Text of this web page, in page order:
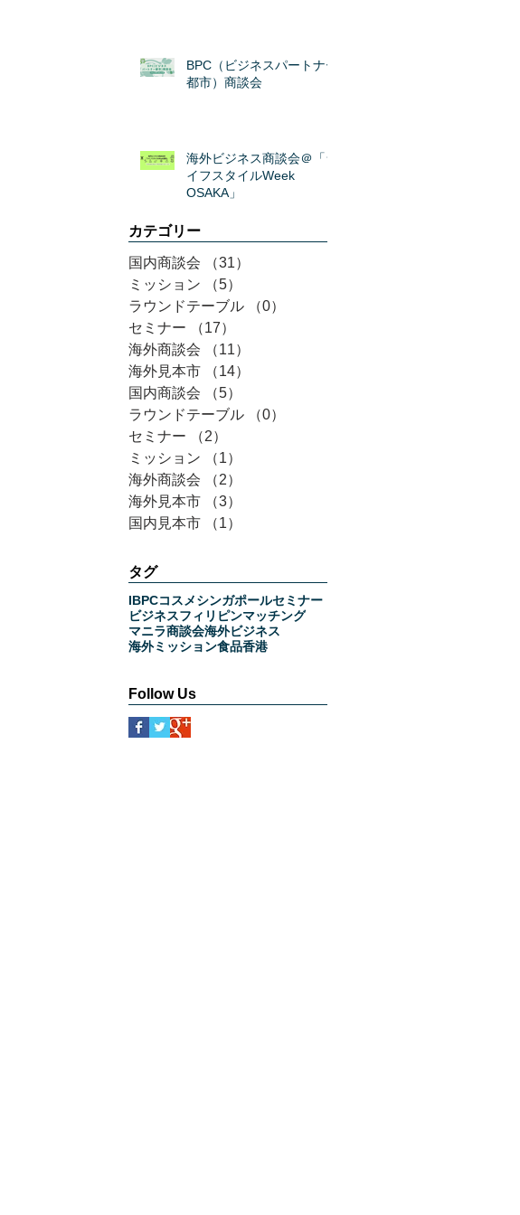
BPC（ビジネスパートナー
都市）商談会
海外ビジネス商談会＠「ラ
イフスタイルWeek
OSAKA」
カテゴリー
国内商談会 （31）
ミッション
（5）
ラウンドテーブル
（0）
セミナー
（17）
海外商談会
（11）
海外見本市
（14）
国内商談会
（5）
ラウンドテーブル
（0）
セミナー
（2）
ミッション
（1）
海外商談会
（2）
海外見本市
（3）
国内見本市
（1）
タグ
IBPCコスメシンガポールセミナー
ビジネスフィリピンマッチング
マニラ商談会海外ビジネス
海外ミッション食品香港
Follow Us